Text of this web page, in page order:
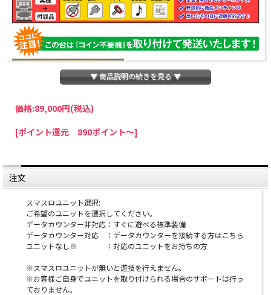
パチスロわっしょいでは、全ての台に「コイン不要機」を無料で取り付けて発送さ
せていただいております。コイン不要機をご利用になられますと、コインが必要な
ていただきましたら、ご注文価格より2000円引きいたします。
※在庫切れの台でも入荷している場合がありますので、電話かメールにてお問い合
わせ下さい。
オプションに関するご注意
※スマスロユニットとは：コイン不要機のように実機
にクレジットを入れるための装置です。
▼ 商品説明の続きを見る ▼
価格:89,000円(税込)
[ポイント還元 890ポイント～]
注文
スマスロユニット選択:
ご希望のユニットを選択してください。
データカウンター非対応：すぐに遊べる標準装備
データカウンター対応 ：データカウンターを接続する方はこちら
ユニットなし※ ：対応のユニットをお持ちの方
※スマスロユニットが無いと遊技を行えません。
※お客様ご自身でユニットを取り付けられる場合のサポートは行っ
ておりません。